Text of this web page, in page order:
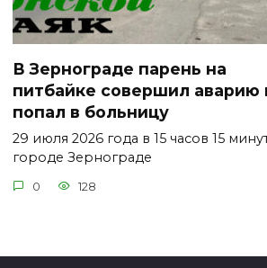
В Зернограде парень на
питбайке совершил аварию
попал в больницу
29 июля 2026 года в 15 часов 15
городе Зернограде
0 128